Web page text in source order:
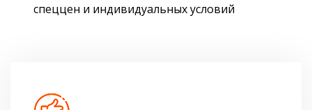
спеццен и индивидуальных условий